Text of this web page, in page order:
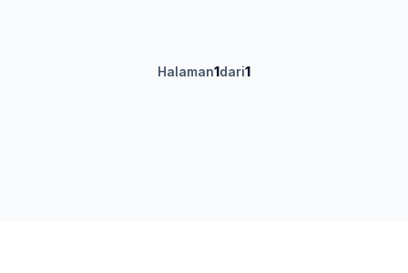
Halaman1dari1